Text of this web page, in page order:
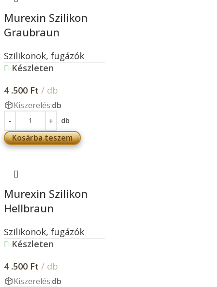
Murexin Szilikon
Graubraun
Szilikonok, fugázók
Készleten
4 .500 Ft / db
Kiszerelés:db
db
Kosárba teszem
Murexin Szilikon
Hellbraun
Szilikonok, fugázók
Készleten
4 .500 Ft / db
Kiszerelés:db